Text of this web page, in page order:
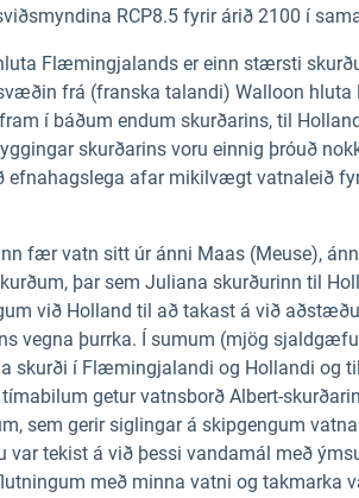
RCP8.5 fyrir árið 2100 í
Flæmingjalands er einn stærsti
frá (franska talandi) Walloon
í báðum endum skurðarins, til
skurðarins voru einnig þróuð
efnahagslega afar mikilvægt vatnaleið
fær vatn sitt úr ánni Maas (Meuse),
þar sem Juliana skurðurinn til
við Holland til að takast á við
vegna þurrka. Í sumum (mjög
skurði í Flæmingjalandi og Hollandi og
getur vatnsborð Albert-
sem gerir siglingar á skipgengum
var tekist á við þessi vandamál með
með minna vatni og takmarka